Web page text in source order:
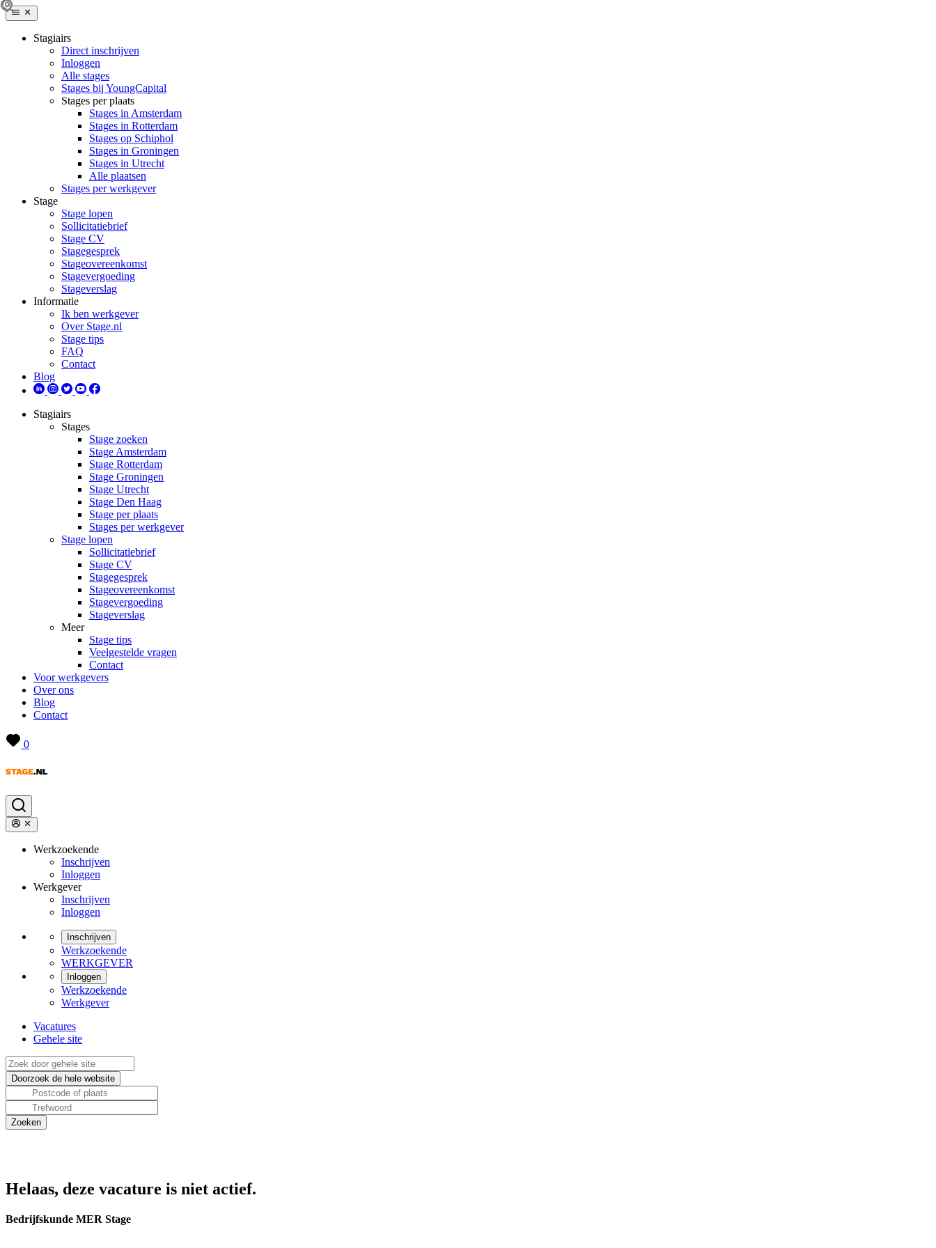
Stagiairs
Direct inschrijven
Inloggen
Alle stages
Stages bij YoungCapital
Stages per plaats
Stages in Amsterdam
Stages in Rotterdam
Stages op Schiphol
Stages in Groningen
Stages in Utrecht
Alle plaatsen
Stages per werkgever
Stage
Stage lopen
Sollicitatiebrief
Stage CV
Stagegesprek
Stageovereenkomst
Stagevergoeding
Stageverslag
Informatie
Ik ben werkgever
Over Stage.nl
Stage tips
FAQ
Contact
Blog
Stagiairs
Stages
Stage zoeken
Stage Amsterdam
Stage Rotterdam
Stage Groningen
Stage Utrecht
Stage Den Haag
Stage per plaats
Stages per werkgever
Stage lopen
Sollicitatiebrief
Stage CV
Stagegesprek
Stageovereenkomst
Stagevergoeding
Stageverslag
Meer
Stage tips
Veelgestelde vragen
Contact
Voor werkgevers
Over ons
Blog
Contact
0
Werkzoekende
Inschrijven
Inloggen
Werkgever
Inschrijven
Inloggen
Inschrijven
Werkzoekende
WERKGEVER
Inloggen
Werkzoekende
Werkgever
Vacatures
Gehele site
Helaas, deze vacature is niet actief.
Bedrijfskunde MER Stage